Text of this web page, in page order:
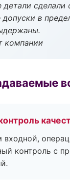
сделали
допуски в
компании
входной,
контроль с